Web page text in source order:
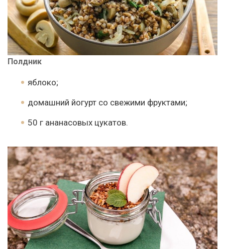
Полдник
яблоко;
домашний йогурт со свежими фруктами;
50 г ананасовых цукатов.